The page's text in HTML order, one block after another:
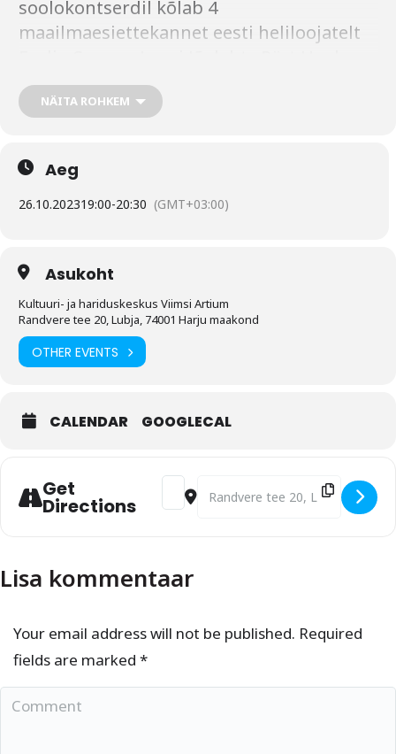
soolokontserdil kõlab 4
maailmaesiettekannet eesti heliloojatelt
ja Patrik Sebastian Unt. Lisaks ka
muusikat Girolamo Frescobaldilt.
poolt ning rahastatud
Kultuuriministeeriumi toel.
Piletid saadaval
Kavas:
Toccata Prima g-moll F 3.01
I Journey*
Toccata Terza D-duur F 3.03
Lauri Jõeleht (1974)
Kristallid*
Giolamo Frescobaldi (1583-1643)
NÄITA ROHKEM
Aeg
26.10.202319:00-20:30 (GMT+03:00)
Asukoht
Kultuuri- ja hariduskeskus Viimsi Artium
Randvere tee 20, Lubja, 74001 Harju maakond
OTHER EVENTS
CALENDAR GOOGLECAL
Get
Directions
Address - Viimsi Muusikakool ja
Destination Address - Viimsi
Lisa kommentaar
Your email address will not be published. Required
fields are marked *
Comment